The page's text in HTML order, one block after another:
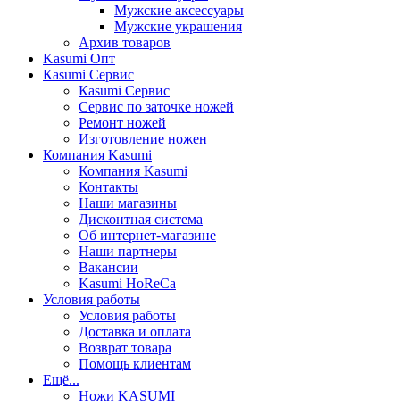
Мужские аксессуары
Мужские украшения
Архив товаров
Kasumi Опт
Кasumi Сервис
Кasumi Сервис
Сервис по заточке ножей
Ремонт ножей
Изготовление ножен
Компания Kasumi
Компания Kasumi
Контакты
Наши магазины
Дисконтная система
Об интернет-магазине
Наши партнеры
Вакансии
Kasumi HoReCa
Условия работы
Условия работы
Доставка и оплата
Возврат товара
Помощь клиентам
Ещё...
Ножи KASUMI